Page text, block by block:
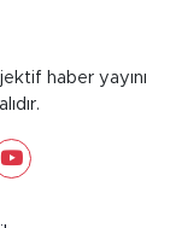
haber yayını